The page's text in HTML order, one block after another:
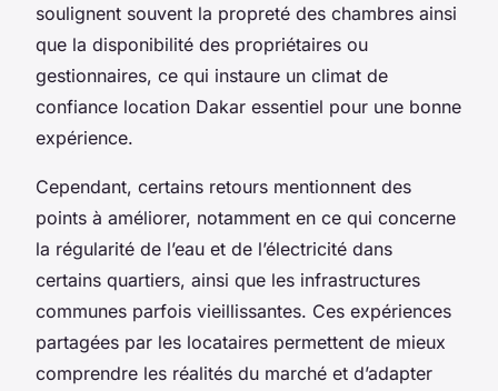
soulignent souvent la propreté des chambres ainsi
que la disponibilité des propriétaires ou
gestionnaires, ce qui instaure un climat de
confiance location Dakar essentiel pour une bonne
expérience.
Cependant, certains retours mentionnent des
points à améliorer, notamment en ce qui concerne
la régularité de l’eau et de l’électricité dans
certains quartiers, ainsi que les infrastructures
communes parfois vieillissantes. Ces expériences
partagées par les locataires permettent de mieux
comprendre les réalités du marché et d’adapter